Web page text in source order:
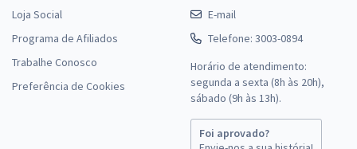
Loja Social
Programa de Afiliados
Trabalhe Conosco
Preferência de Cookies
E-mail
Telefone: 3003-0894
Horário de atendimento:
segunda a sexta (8h às 20h),
sábado (9h às 13h).
Foi aprovado?